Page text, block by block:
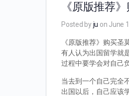
《原版推荐
Posted byju on June
《原版推荐》购买
有人认为出国留学就
过程中要学会对自己
当去到一个自己完全
出国以后，自己应该